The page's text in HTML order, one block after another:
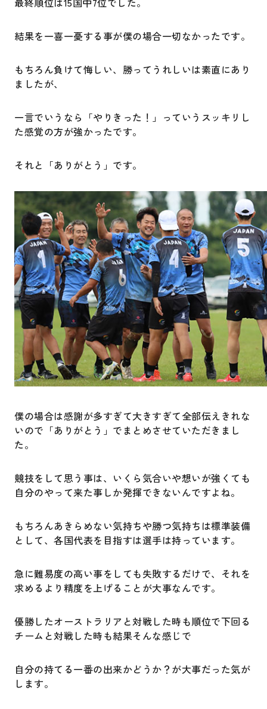
結果を一喜一憂する事が僕の場合一切なかったです。
もちろん負けて悔しい、勝ってうれしいは素直にあり
ましたが、
一言でいうなら「やりきった！」っていうスッキリし
た感覚の方が強かったです。
それと「ありがとう」です。
僕の場合は感謝が多すぎて大きすぎて全部伝えきれな
いので「ありがとう」でまとめさせていただきまし
た。
競技をして思う事は、いくら気合いや想いが強くても
自分のやって来た事しか発揮できないんですよね。
もちろんあきらめない気持ちや勝つ気持ちは標準装備
として、各国代表を目指すは選手は持っています。
急に難易度の高い事をしても失敗するだけで、それを
求めるより精度を上げることが大事なんです。
優勝したオーストラリアと対戦した時も順位で下回る
チームと対戦した時も結果そんな感じで
自分の持てる一番の出来かどうか？が大事だった気が
します。